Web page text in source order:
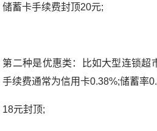
储蓄卡手续费封顶20元;
第二种是优惠类：比如大型连锁超
手续费通常为信用卡0.38%;储蓄率
18元封顶;